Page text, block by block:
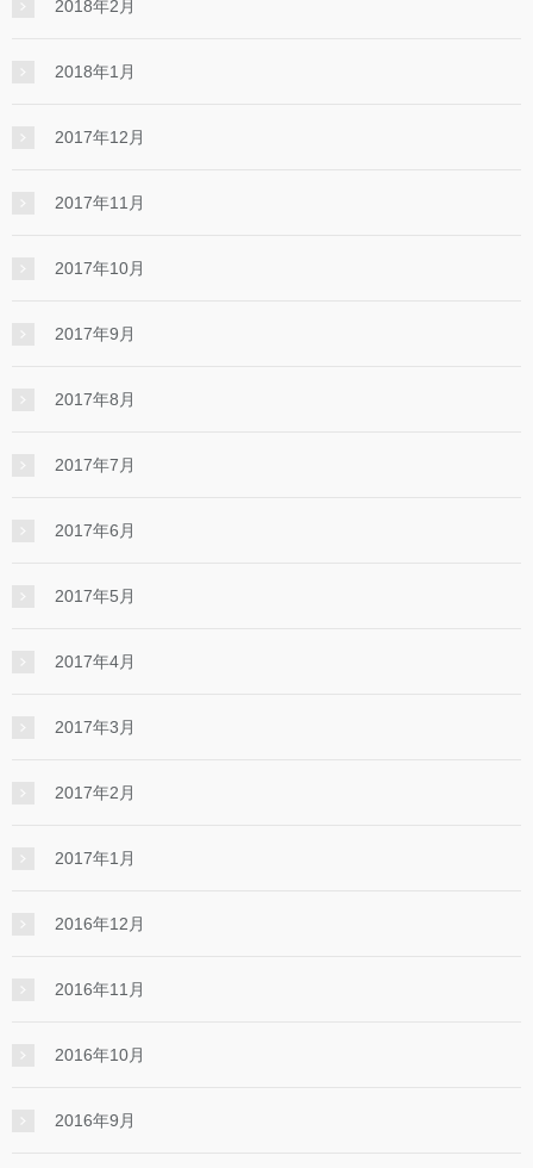
2018年2月
2018年1月
2017年12月
2017年11月
2017年10月
2017年9月
2017年8月
2017年7月
2017年6月
2017年5月
2017年4月
2017年3月
2017年2月
2017年1月
2016年12月
2016年11月
2016年10月
2016年9月